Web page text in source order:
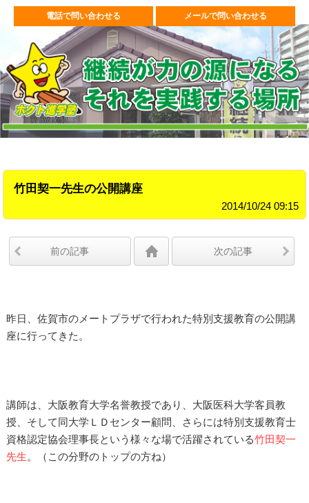
電話で問い合わせる メールで問い合わせる
竹田契一先生の公開講座
2014/10/24 09:15
前の記事 次の記事
昨日、佐賀市のメートプラザで行われた特別支援教育の公開講
座に行ってきた。
講師は、大阪教育大学名誉教授であり、大阪医科大学客員教
授、そして同大学ＬＤセンター顧問、さらには特別支援教育士
資格認定協会理事長という様々な場で活躍されている竹田契一
先生。（この分野のトップの方ね）